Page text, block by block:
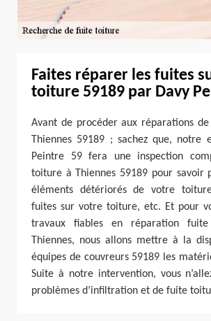
Faites réparer les fuites
toiture 59189 par Davy
Avant de procéder aux réparations
Thiennes 59189 ; sachez que, notre
Peintre 59 fera une inspection
toiture à Thiennes 59189 pour savoir
éléments détériorés de votre
fuites sur votre toiture, etc. Et pour
travaux fiables en réparation
Thiennes, nous allons mettre à la
équipes de couvreurs 59189 les
Suite à notre intervention, vous
problèmes d’infiltration et de fuite